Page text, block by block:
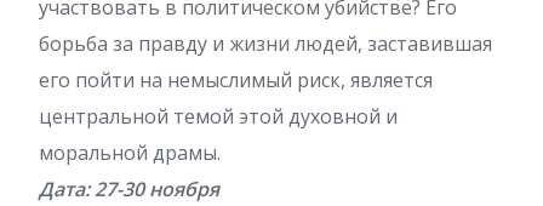
участвовать в политическом убийстве? Его
борьба за правду и жизни людей, заставившая
его пойти на немыслимый риск, является
центральной темой этой духовной и
моральной драмы.
Дата: 27-30 ноября